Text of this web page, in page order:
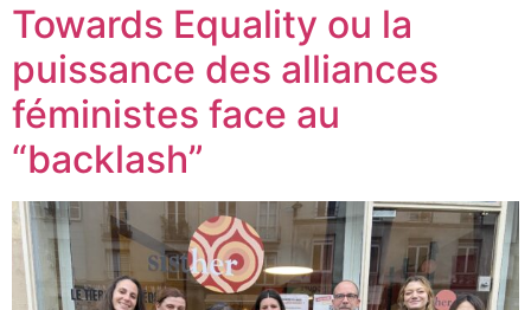
Towards Equality ou la
puissance des alliances
féministes face au
“backlash”